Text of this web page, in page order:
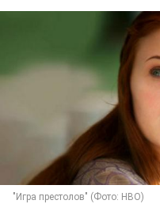
"Игра престолов" (Фото: HBO)